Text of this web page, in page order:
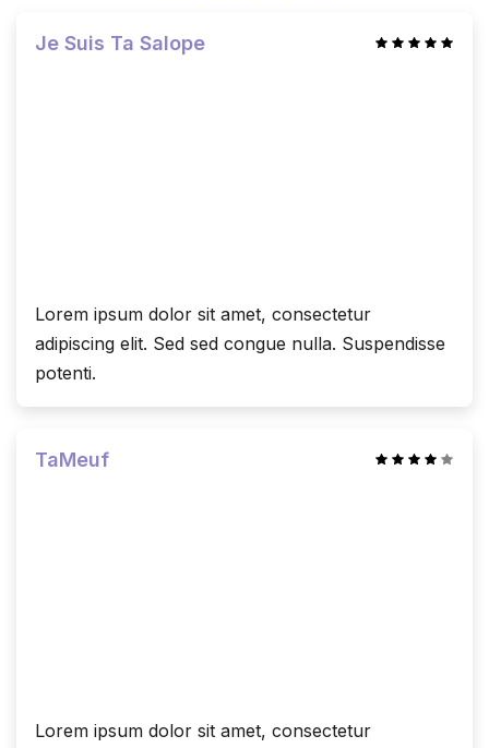
Je Suis Ta Salope
Lorem ipsum dolor sit amet, consectetur
adipiscing elit. Sed sed congue nulla. Suspendisse
potenti.
TaMeuf
Lorem ipsum dolor sit amet, consectetur